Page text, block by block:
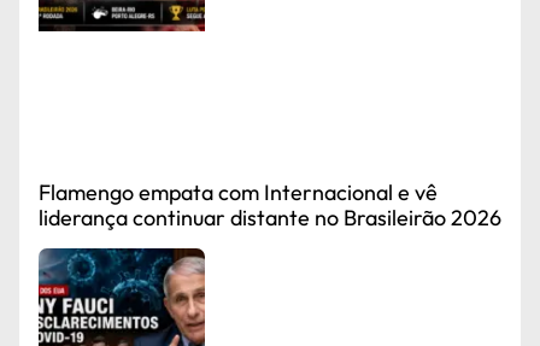
Flamengo empata com Internacional e vê
liderança continuar distante no Brasileirão 2026